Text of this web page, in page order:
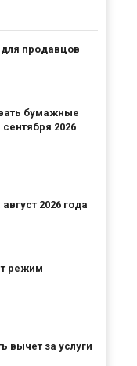
продавцов
бумажные
2026
2026 года
режим
вычет за услуги